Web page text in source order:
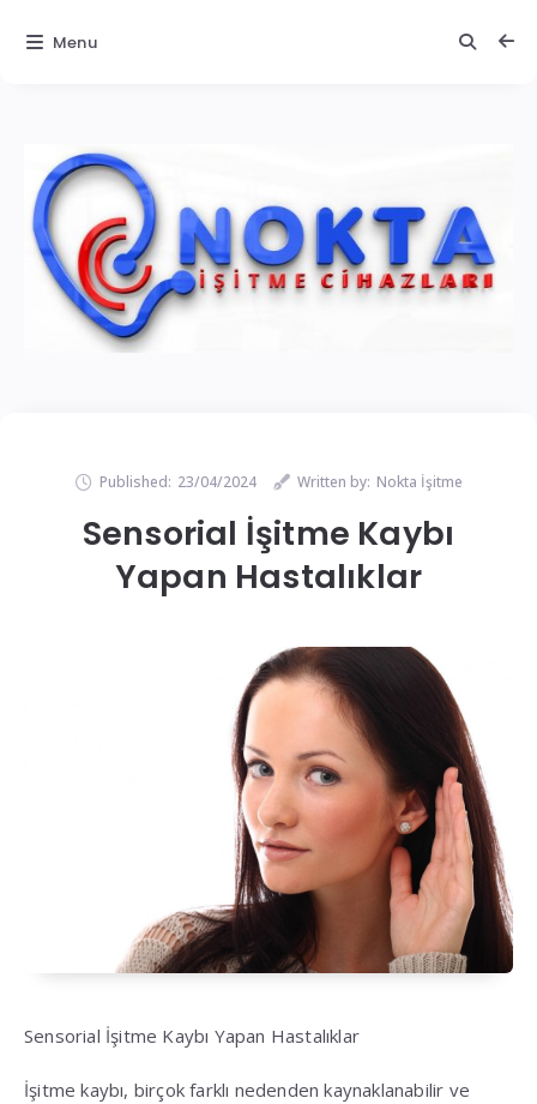
Published: 23/04/2024 Written by: Nokta İşitme
Sensorial İşitme Kaybı
Yapan Hastalıklar
Sensorial İşitme Kaybı Yapan Hastalıklar
İşitme kaybı, birçok farklı nedenden kaynaklanabilir ve
Menu